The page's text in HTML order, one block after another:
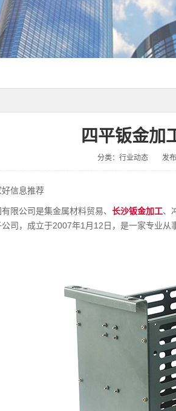
四平钣金加
分类：行业动态 发
好信息推荐
限公司是集金属材料贸易、长沙钣金加工、
司，成立于2007年1月12日，是一家专业从